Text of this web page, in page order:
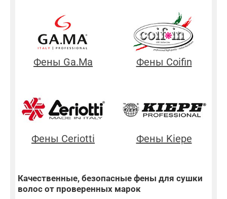
Фены Ga.Ma Фены Coifin
Фены Ceriotti Фены Kiepe
Качественные, безопасные фены для сушки
волос от проверенных марок